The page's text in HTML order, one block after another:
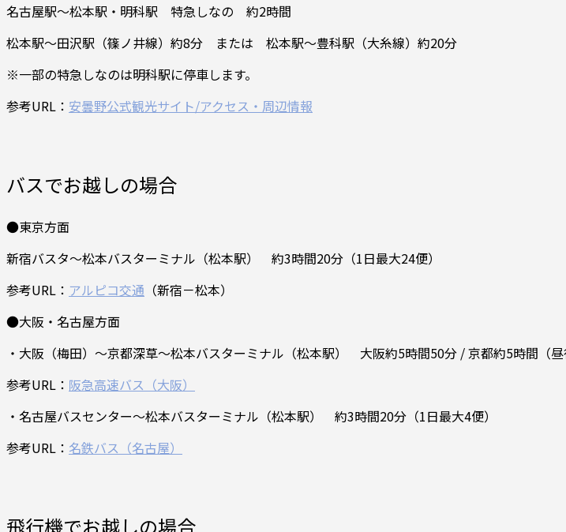
名古屋駅～松本駅・明科駅 特急しなの 約2時間
松本駅～田沢駅（篠ノ井線）約8分 または 松本駅～豊科駅（大糸線）約20分
※一部の特急しなのは明科駅に停車します。
参考URL： 安曇野公式観光サイト/アクセス・周辺情報
バスでお越しの場合
●東京方面
新宿バスタ～松本バスターミナル（松本駅） 約3時間20分（1日最大24便）
参考URL： アルピコ交通 （新宿－松本）
●大阪・名古屋方面
・大阪（梅田）～京都深草～松本バスターミナル（松本駅） 大阪約5時間50分 / 京都約5時間（昼
参考URL： 阪急高速バス（大阪）
・名古屋バスセンター～松本バスターミナル（松本駅） 約3時間20分（1日最大4便）
参考URL： 名鉄バス（名古屋）
飛行機でお越しの場合